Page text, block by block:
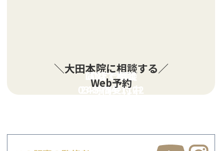
＼大田本院に相談する／
電話で相談
03-5754-1122
LINEで相談
24時間受付中
Web予約